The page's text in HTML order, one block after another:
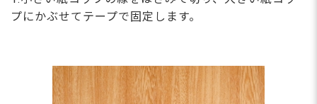
プにかぶせてテープで固定します。